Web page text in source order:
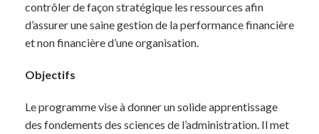
contrôler de façon stratégique les ressources afin
d’assurer une saine gestion de la performance financière
et non financière d’une organisation.
Objectifs
Le programme vise à donner un solide apprentissage
des fondements des sciences de l’administration. Il met